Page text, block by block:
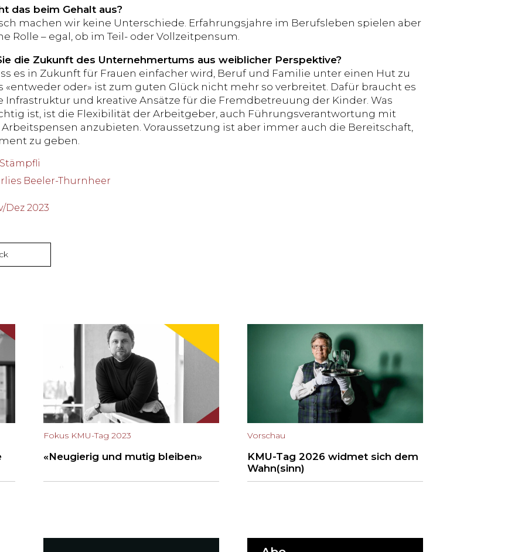
das beim Gehalt aus?
machen wir keine Unterschiede. Erfahrungsjahre im Berufsleben spielen aber
Rolle – egal, ob im Teil- oder Vollzeitpensum.
die Zukunft des Unternehmertums aus weiblicher Perspektive?
es in Zukunft für Frauen einfacher wird, Beruf und Familie unter einen Hut zu
«entweder oder» ist zum guten Glück nicht mehr so verbreitet. Dafür braucht es
Infrastruktur und kreative Ansätze für die Fremdbetreuung der Kinder. Was
ist, ist die Flexibilität der Arbeitgeber, auch Führungsverantwortung mit
anzubieten. Voraussetzung ist aber immer auch die Bereitschaft,
zu geben.
Beeler-Thurnheer
Dez 2023
Fokus KMU-Tag 2023
«Neugierig und mutig bleiben»
Vorschau
KMU-Tag 2026 widmet sich dem
Wahn(sinn)